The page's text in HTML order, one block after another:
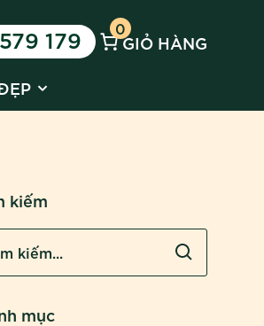
179 GIỎ HÀNG
0
Phi
Show submenu for Tài nguyên
kiếm
mục